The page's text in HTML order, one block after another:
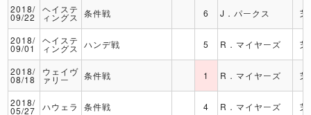
2018/
09/22
ヘイステ
ィングス 条件戦 6 J．パークス 芝
2018/
09/01
ヘイステ
ィングス ハンデ戦 5 R．マイヤーズ 芝
2018/
08/18
ウェイヴ
ァリー 条件戦 1 R．マイヤーズ 芝
2018/
05/27 ハウェラ 条件戦 4 R．マイヤーズ 芝